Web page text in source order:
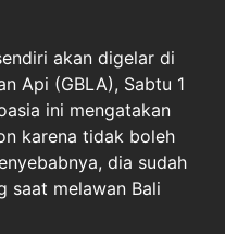
akan digelar di
Api (GBLA), Sabtu 1
ini mengatakan
karena tidak boleh
dia sudah
saat melawan Bali